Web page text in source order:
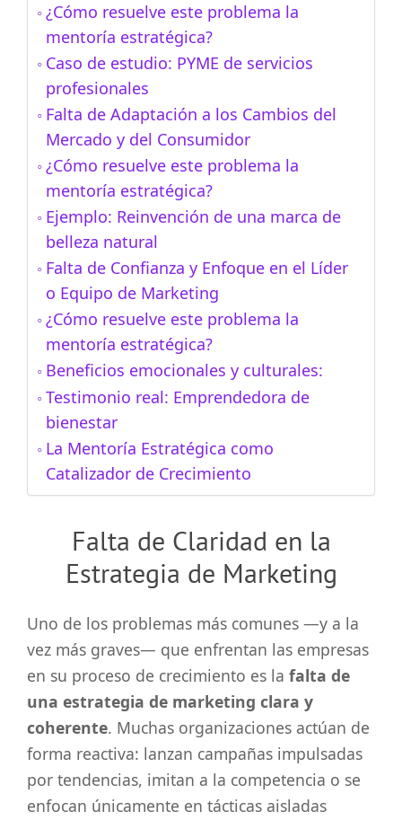
¿Cómo resuelve este problema la
mentoría estratégica?
Caso de estudio: PYME de servicios
profesionales
Falta de Adaptación a los Cambios del
Mercado y del Consumidor
¿Cómo resuelve este problema la
mentoría estratégica?
Ejemplo: Reinvención de una marca de
belleza natural
Falta de Confianza y Enfoque en el Líder
o Equipo de Marketing
¿Cómo resuelve este problema la
mentoría estratégica?
Beneficios emocionales y culturales:
Testimonio real: Emprendedora de
bienestar
La Mentoría Estratégica como
Catalizador de Crecimiento
Falta de Claridad en la
Estrategia de Marketing
Uno de los problemas más comunes —y a la
vez más graves— que enfrentan las empresas
en su proceso de crecimiento es la falta de
una estrategia de marketing clara y
coherente. Muchas organizaciones actúan de
forma reactiva: lanzan campañas impulsadas
por tendencias, imitan a la competencia o se
enfocan únicamente en tácticas aisladas